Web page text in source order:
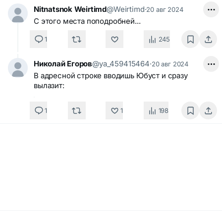
Nitnatsnok Weirtimd@Weirtimd·20 авг 2024
С этого места поподробней...
1 245
Николай Егоров@ya_459415464·20 авг 2024
В адресной строке вводишь Юбуст и сразу
вылазит:
1 1 198